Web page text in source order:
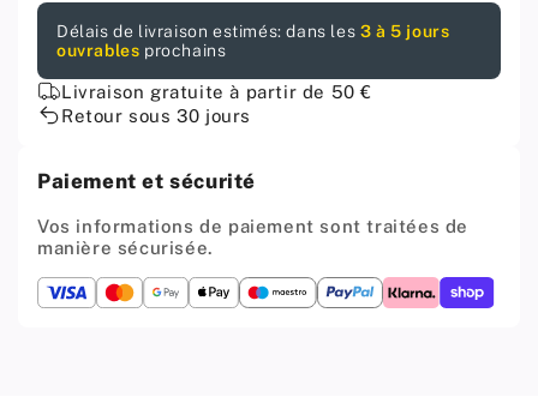
pour
Pied
de
meuble
plaque
montage
-
Satin
pour
Pied
de
meuble
plaque
montage
-
Satin
Délais de livraison estimés: dans les 3 à 5 jours
ouvrables prochains
Livraison gratuite à partir de 50 €
Retour sous 30 jours
Paiement et sécurité
Vos informations de paiement sont traitées de
manière sécurisée.